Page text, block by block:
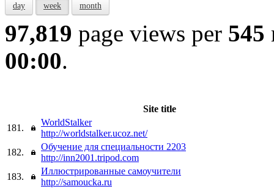
day week month
97,819 page views per 545
00:00.
Site title
181.
WorldStalker
http://worldstalker.ucoz.net/
182.
Обучение для специальности 2203
http://inn2001.tripod.com
183.
Иллюстрированные самоучители
http://samoucka.ru